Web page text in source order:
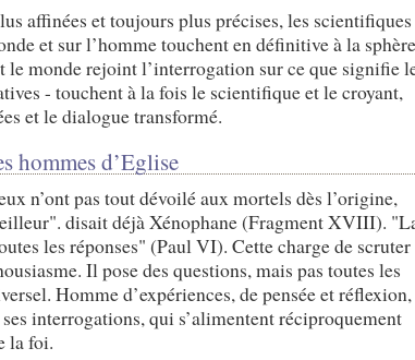
affinées et toujours plus précises, les scientifiques
et sur l’homme touchent en définitive à la sphère
le monde rejoint l’interrogation sur ce que signifie
- touchent à la fois le scientifique et le croyant,
et le dialogue transformé.
hommes d’Eglise
n’ont pas tout dévoilé aux mortels dès l’origine,
disait déjà Xénophane (Fragment XVIII).
les réponses" (Paul VI). Cette charge de scruter
Il pose des questions, mais pas toutes les
Homme d’expériences, de pensée et réflexion,
interrogations, qui s’alimentent réciproquement
la foi.